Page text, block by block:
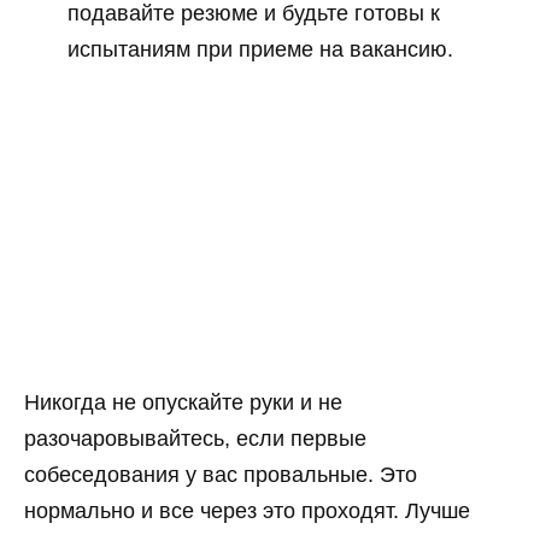
подавайте резюме и будьте готовы к
испытаниям при приеме на вакансию.
Никогда не опускайте руки и не
разочаровывайтесь, если первые
собеседования у вас провальные. Это
нормально и все через это проходят. Лучше